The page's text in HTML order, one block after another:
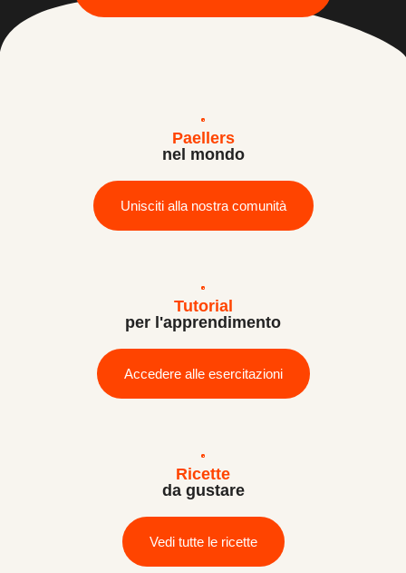
Paellers
nel mondo
Unisciti alla nostra comunità
Tutorial
per l'apprendimento
Accedere alle esercitazioni
Ricette
da gustare
Vedi tutte le ricette